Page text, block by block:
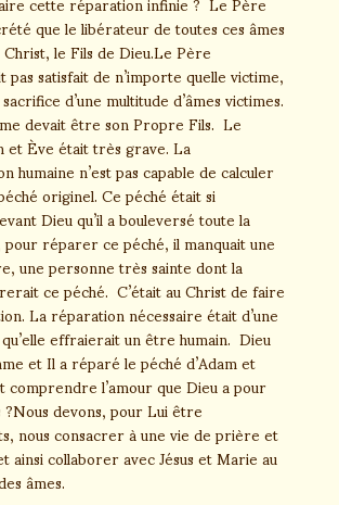
que le libérateur de toutes ces âmes
le Fils de Dieu.Le Père
pas satisfait de n’importe quelle victime,
d’une multitude d’âmes victimes.
devait être son Propre Fils. Le
et Ève était très grave. La
humaine n’est pas capable de calculer
originel. Ce péché était si
Dieu qu’il a bouleversé toute la
réparer ce péché, il manquait une
une personne très sainte dont la
ce péché. C’était au Christ de faire
La réparation nécessaire était d’une
effraierait un être humain. Dieu
et Il a réparé le péché d’Adam et
l’amour que Dieu a pour
devons, pour Lui être
nous consacrer à une vie de prière et
ainsi collaborer avec Jésus et Marie au
âmes.